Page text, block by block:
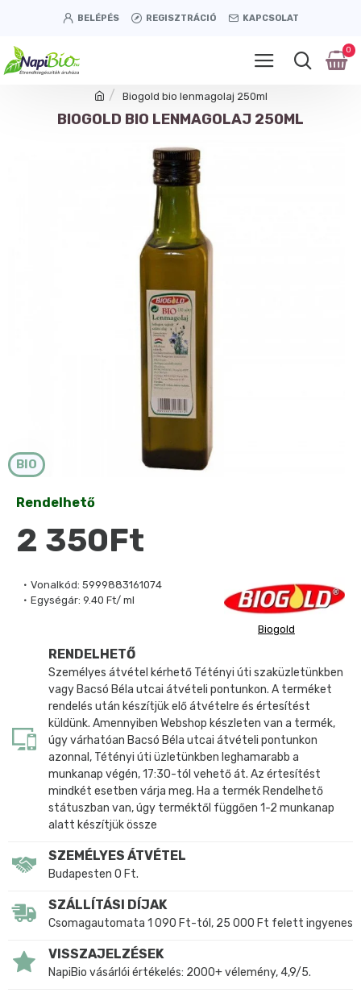
BELÉPÉS REGISZTRÁCIÓ KAPCSOLAT
0
Biogold bio lenmagolaj 250ml
BIOGOLD BIO LENMAGOLAJ 250ML
BIO
Vonalkód: 5999883161074
Egységár: 9.40 Ft/ ml
Biogold
Rendelhető
2 350Ft
RENDELHETŐ
Személyes átvétel kérhető Tétényi úti szaküzletünkben
vagy Bacsó Béla utcai átvételi pontunkon. A terméket
rendelés után készítjük elő átvételre és értesítést
küldünk. Amennyiben Webshop készleten van a termék,
úgy várhatóan Bacsó Béla utcai átvételi pontunkon
azonnal, Tétényi úti üzletünkben leghamarabb a
munkanap végén, 17:30-tól vehető át. Az értesítést
mindkét esetben várja meg. Ha a termék Rendelhető
státuszban van, úgy terméktől függően 1-2 munkanap
alatt készítjük össze
SZEMÉLYES ÁTVÉTEL
Budapesten 0 Ft.
SZÁLLÍTÁSI DÍJAK
Csomagautomata 1 090 Ft-tól, 25 000 Ft felett ingyenes
VISSZAJELZÉSEK
NapiBio vásárlói értékelés: 2000+ vélemény, 4,9/5.